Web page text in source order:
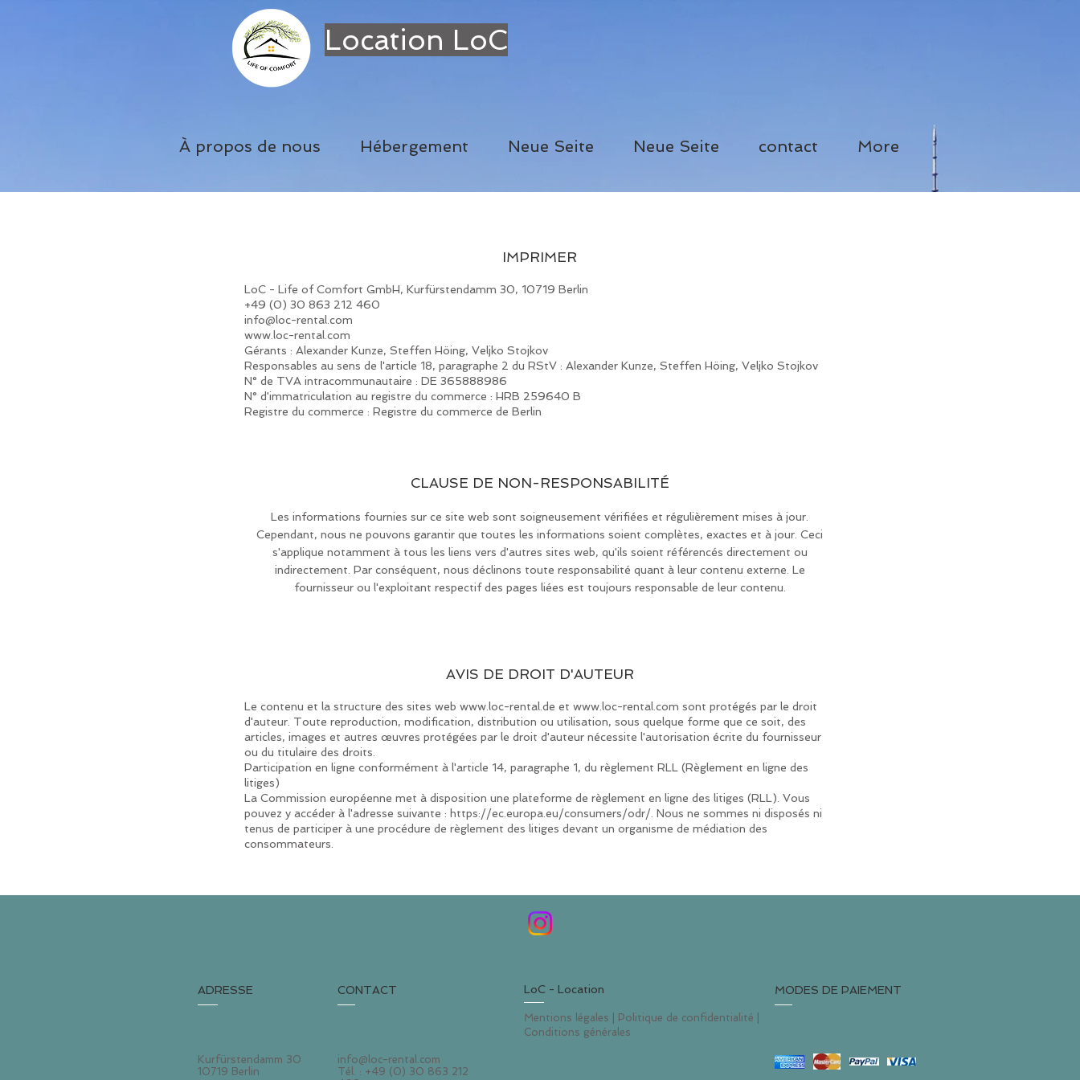
Location LoC
À propos de nous Hébergement Neue Seite Neue Seite contact More
IMPRIMER
LoC - Life of Comfort GmbH, Kurfürstendamm 30, 10719 Berlin
+49 (0) 30 863 212 460
info@loc-rental.com
www.loc-rental.com
Gérants : Alexander Kunze, Steffen Höing, Veljko Stojkov
Responsables au sens de l'article 18, paragraphe 2 du RStV : Alexander Kunze, Steffen Höing, Veljko Stojkov
N° de TVA intracommunautaire : DE 365888986
N° d'immatriculation au registre du commerce : HRB 259640 B
Registre du commerce : Registre du commerce de Berlin
CLAUSE DE NON-RESPONSABILITÉ
Les informations fournies sur ce site web sont soigneusement vérifiées et régulièrement mises à jour.
Cependant, nous ne pouvons garantir que toutes les informations soient complètes, exactes et à jour. Ceci
s'applique notamment à tous les liens vers d'autres sites web, qu'ils soient référencés directement ou
indirectement. Par conséquent, nous déclinons toute responsabilité quant à leur contenu externe. Le
fournisseur ou l'exploitant respectif des pages liées est toujours responsable de leur contenu.
AVIS DE DROIT D'AUTEUR
Le contenu et la structure des sites web www.loc-rental.de et www.loc-rental.com sont protégés par le droit
d'auteur. Toute reproduction, modification, distribution ou utilisation, sous quelque forme que ce soit, des
articles, images et autres œuvres protégées par le droit d'auteur nécessite l'autorisation écrite du fournisseur
ou du titulaire des droits.
Participation en ligne conformément à l'article 14, paragraphe 1, du règlement RLL (Règlement en ligne des
litiges)
La Commission européenne met à disposition une plateforme de règlement en ligne des litiges (RLL). Vous
pouvez y accéder à l'adresse suivante : https://ec.europa.eu/consumers/odr/. Nous ne sommes ni disposés ni
tenus de participer à une procédure de règlement des litiges devant un organisme de médiation des
consommateurs.
ADRESSE
Kurfürstendamm 30
10719 Berlin
CONTACT
info@loc-rental.com
Tél. : +49 (0) 30 863 212
LoC - Location
Mentions légales | Politique de confidentialité
Conditions générales
MODES DE PAIEMENT